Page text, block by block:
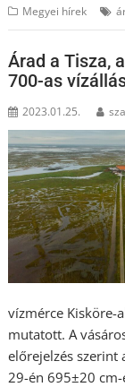
Megyei hírek
Árad a Tisza,
700-as
2023.01.25.
vízmérce Kisköre-
mutatott. A
előrejelzés szerint
29-én 695±20